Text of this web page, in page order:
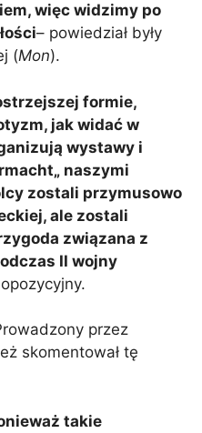
więc widzimy po
– powiedział były
(Mon).
formie,
jak widać w
wystawy i
naszymi
zostali przymusowo
ale zostali
związana z
II wojny
przez
skomentował tę
takie